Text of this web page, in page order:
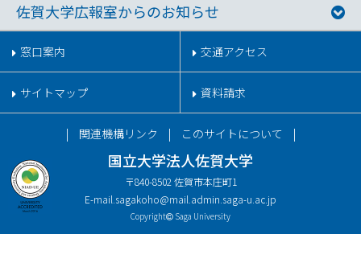
佐賀大学広報室からのお知らせ
窓口案内 交通アクセス
サイトマップ 資料請求
国立大学法人佐賀大学
〒840-8502 佐賀市本庄町1
E-mail. sagakoho@mail.admin.saga-u.ac.jp
関連機構リンク このサイトについて
Copyright Saga University